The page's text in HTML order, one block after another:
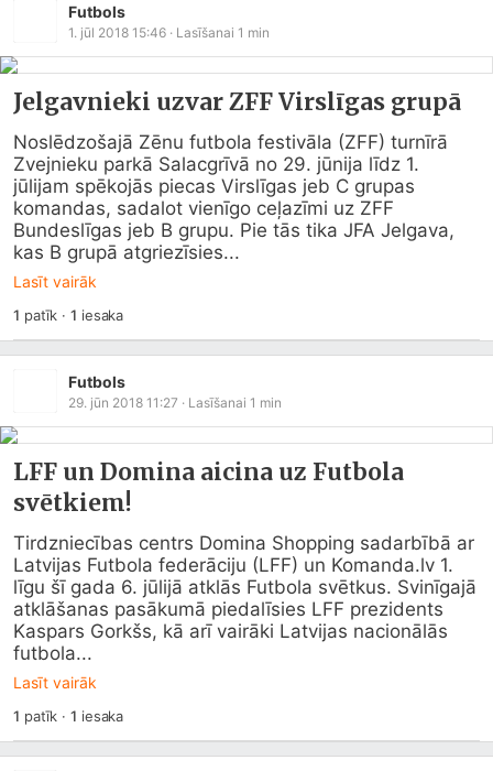
Futbols
1. jūl 2018 15:46 · Lasīšanai 1 min
Jelgavnieki uzvar ZFF Virslīgas grupā
Noslēdzošajā Zēnu futbola festivāla (ZFF) turnīrā
Zvejnieku parkā Salacgrīvā no 29. jūnija līdz 1.
jūlijam spēkojās piecas Virslīgas jeb C grupas
komandas, sadalot vienīgo ceļazīmi uz ZFF
Bundeslīgas jeb B grupu. Pie tās tika JFA Jelgava,
kas B grupā atgriezīsies...
Lasīt vairāk
1 patīk ·1 iesaka
Futbols
29. jūn 2018 11:27 · Lasīšanai 1 min
LFF un Domina aicina uz Futbola
svētkiem!
Tirdzniecības centrs Domina Shopping sadarbībā ar
Latvijas Futbola federāciju (LFF) un Komanda.lv 1.
līgu šī gada 6. jūlijā atklās Futbola svētkus. Svinīgajā
atklāšanas pasākumā piedalīsies LFF prezidents
Kaspars Gorkšs, kā arī vairāki Latvijas nacionālās
futbola...
Lasīt vairāk
1 patīk ·1 iesaka